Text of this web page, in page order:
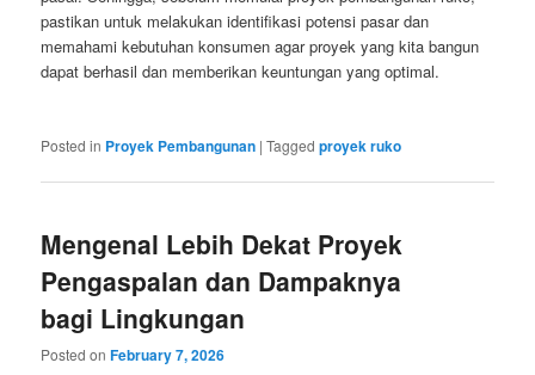
pastikan untuk melakukan identifikasi potensi pasar dan
memahami kebutuhan konsumen agar proyek yang kita bangun
dapat berhasil dan memberikan keuntungan yang optimal.
Posted in Proyek Pembangunan |Tagged proyek ruko
Mengenal Lebih Dekat Proyek
Pengaspalan dan Dampaknya
bagi Lingkungan
Posted onFebruary 7, 2026